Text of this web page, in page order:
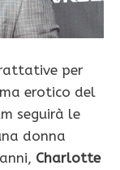
per
erotico del
seguirà le
donna
Charlotte